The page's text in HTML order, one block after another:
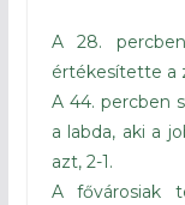
A 28.
értékesítette a
A 44. percben
a labda, aki a
azt, 2-1.
A fővárosiak